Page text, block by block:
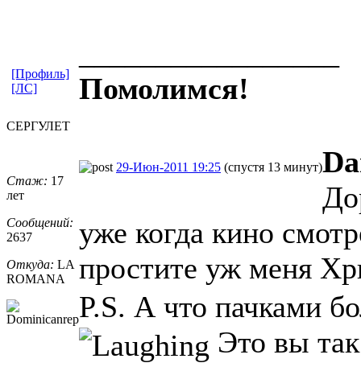
Помолимся!
[Профиль]
[ЛС]
СЕРГУЛЕТ
Стаж: 17
лет
Сообщений:
2637
Откуда: LA
ROMANA
29-Июн-2011 19:25 (спустя 13 минут)
уже когда кино
простите уж меня
P.S. А что пачками
Это вы